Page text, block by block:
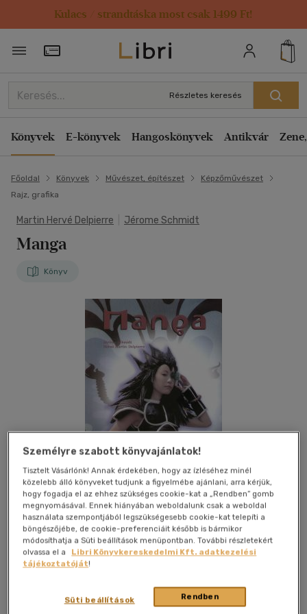
Kulacs / strandtáska most csak 1499 Ft!
Törzsvásárlói Kártya adatai
Részletes keresés
Könyvek E-könyvek Hangoskönyvek Antikvár
Főoldal Könyvek Művészet, építészet
Képzőművészet
Rajz, grafika
Martin Hervé Delpierre Jérome Schmidt
Manga
Könyv
Kívánságlistához adom Megosztom
Jószöveg Műhely Kft.
A japánok „mókás képeknek" hívják őket, és több, mint
Személyre szabott könyvajánlatok!
Tisztelt Vásárlónk! Annak érdekében, hogy az ízléséhez minél
közelebb álló könyveket tudjunk a figyelmébe ajánlani, arra kérjük,
hogy fogadja el az ehhez szükséges cookie-kat a „Rendben” gomb
megnyomásával. Ennek hiányában weboldalunk csak a weboldal
használata szempontjából legszükségesebb cookie-kat telepíti a
böngészőjébe, de cookie-preferenciáit később is bármikor
módosíthatja a Süti beállítások menüpontban. További részletekért
olvassa el a
Libri Könyvkereskedelmi Kft. adatkezelési
tájékoztatóját!
Rendben
Süti beállítások